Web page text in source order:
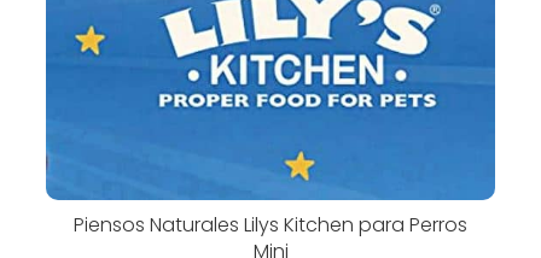
Piensos Naturales Lilys Kitchen para Perros
Mini